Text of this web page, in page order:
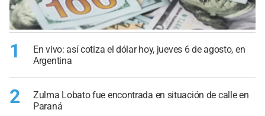
1
En vivo: así cotiza el dólar hoy, jueves 6 de agosto, en
Argentina
2
Zulma Lobato fue encontrada en situación de calle en
Paraná